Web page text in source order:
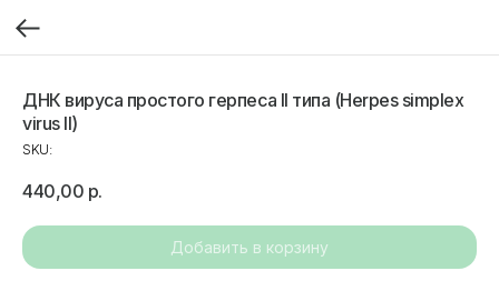
ДНК вируса простого герпеса II типа (Herpes simplex
virus II)
SKU:
440,00 р.
Добавить в корзину